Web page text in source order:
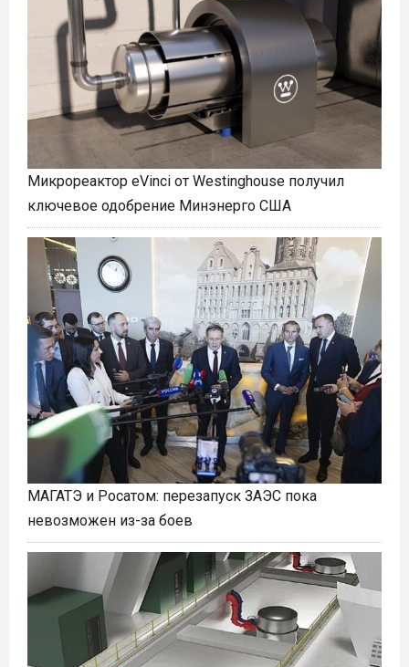
Микрореактор eVinci от Westinghouse получил
ключевое одобрение Минэнерго США
МАГАТЭ и Росатом: перезапуск ЗАЭС пока
невозможен из-за боев